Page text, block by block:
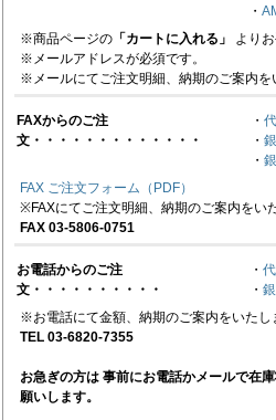
・
※商品ページの 「カートに入れる」
より
※メールアドレスが必須です。
※メールにてご注文明細、納期のご案内を
FAXからのご注
文・・・・・・・・・・・・・
・
・
・
FAX ご注文フォーム（PDF）
※FAXにてご注文明細、納期のご案内をい
FAX 03-5806-0751
お電話からのご注
文・・・・・・・・・・
・
・
※お電話にて金額、納期のご案内をいたし
TEL 03-6820-7355
お急ぎの方は 事前にお電話かメールで在
願いします。